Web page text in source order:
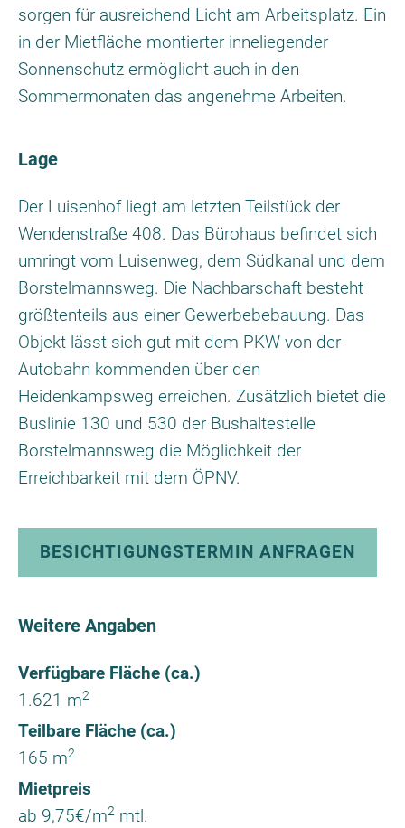
sorgen für ausreichend Licht am Arbeitsplatz. Ein
in der Mietfläche montierter inneliegender
Sonnenschutz ermöglicht auch in den
Sommermonaten das angenehme Arbeiten.
Lage
Der Luisenhof liegt am letzten Teilstück der
Wendenstraße 408. Das Bürohaus befindet sich
umringt vom Luisenweg, dem Südkanal und dem
Borstelmannsweg. Die Nachbarschaft besteht
größtenteils aus einer Gewerbebebauung. Das
Objekt lässt sich gut mit dem PKW von der
Autobahn kommenden über den
Heidenkampsweg erreichen. Zusätzlich bietet die
Buslinie 130 und 530 der Bushaltestelle
Borstelmannsweg die Möglichkeit der
Erreichbarkeit mit dem ÖPNV.
BESICHTIGUNGSTERMIN ANFRAGEN
Weitere Angaben
Verfügbare Fläche (ca.)
1.621 m2
Teilbare Fläche (ca.)
165 m2
Mietpreis
ab 9,75€/m2 mtl.